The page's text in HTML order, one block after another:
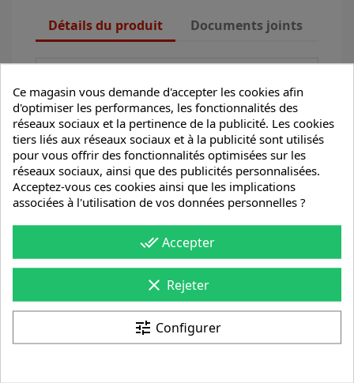
Détails du produit Documents joints
Références spécifiques
Ce magasin vous demande d'accepter les cookies afin
d'optimiser les performances, les fonctionnalités des
réseaux sociaux et la pertinence de la publicité. Les cookies
tiers liés aux réseaux sociaux et à la publicité sont utilisés
pour vous offrir des fonctionnalités optimisées sur les
réseaux sociaux, ainsi que des publicités personnalisées.
Acceptez-vous ces cookies ainsi que les implications
associées à l'utilisation de vos données personnelles ?
done_all Accepter
clear Rejeter
tune Configurer